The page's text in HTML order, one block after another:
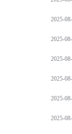
2025-
2025-
2025-
2025-
2025-
2025-